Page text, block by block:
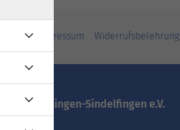
Impressum Widerrufsbelehrung
vhs.Böblingen-Sindelfingen e.V.